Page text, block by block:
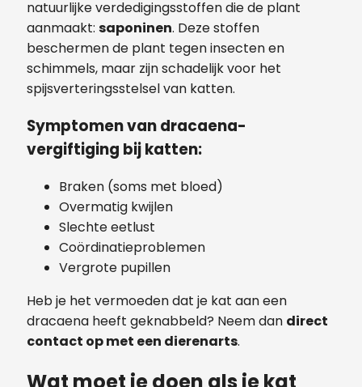
natuurlijke verdedigingsstoffen die de plant
aanmaakt: saponinen. Deze stoffen
beschermen de plant tegen insecten en
schimmels, maar zijn schadelijk voor het
spijsverteringsstelsel van katten.
Symptomen van dracaena-
vergiftiging bij katten:
Braken (soms met bloed)
Overmatig kwijlen
Slechte eetlust
Coördinatieproblemen
Vergrote pupillen
Heb je het vermoeden dat je kat aan een
dracaena heeft geknabbeld? Neem dan direct
contact op met een dierenarts.
Wat moet je doen als je kat